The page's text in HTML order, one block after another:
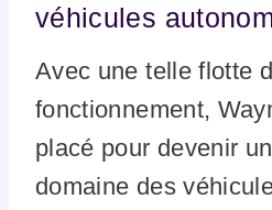
véhicules
Avec une telle flotte
fonctionnement,
placé pour devenir
domaine des